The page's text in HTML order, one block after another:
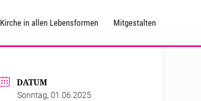
Kirche in allen Lebensformen Mitgestalten
DATUM
Sonntag, 01.06.2025